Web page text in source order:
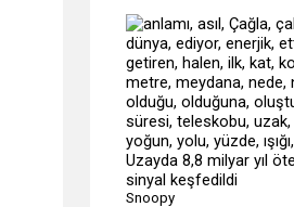
Uzayda 8,8 milyar yıl
sinyal keşfedildi
Snoopy